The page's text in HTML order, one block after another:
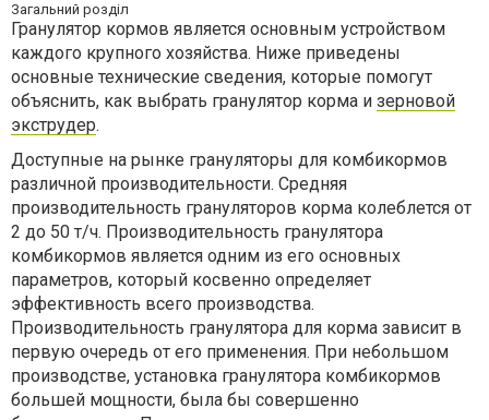
Загальний розділ
Гранулятор кормов является основным устройством
каждого крупного хозяйства. Ниже приведены
основные технические сведения, которые помогут
объяснить, как выбрать гранулятор корма и зерновой
экструдер.
Доступные на рынке грануляторы для комбикормов
различной производительности. Средняя
производительность грануляторов корма колеблется от
2 до 50 т/ч. Производительность гранулятора
комбикормов является одним из его основных
параметров, который косвенно определяет
эффективность всего производства.
Производительность гранулятора для корма зависит в
первую очередь от его применения. При небольшом
производстве, установка гранулятора комбикормов
большей мощности, была бы совершенно